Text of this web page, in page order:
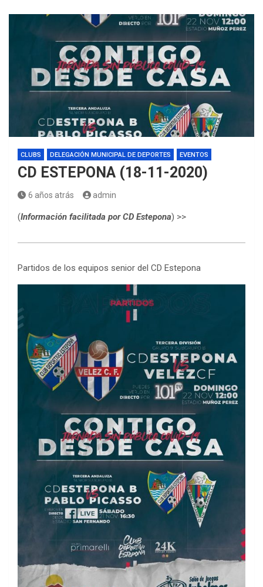
CLUBS DELEGACIÓN MUNICIPAL DE DEPORTES EVENTOS
CD ESTEPONA (18-11-2020)
6 años atrás admin
(Información facilitada por CD Estepona) >>
Partidos de los equipos senior del CD Estepona